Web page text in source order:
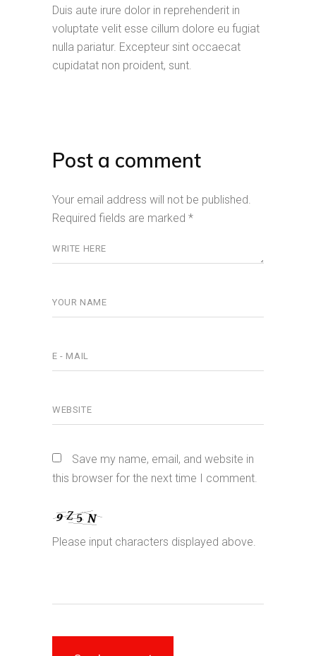
Duis aute irure dolor in reprehenderit in
voluptate velit esse cillum dolore eu fugiat
nulla pariatur. Excepteur sint occaecat
cupidatat non proident, sunt.
Post a comment
Your email address will not be published.
Required fields are marked *
Save my name, email, and website in
this browser for the next time I comment.
Please input characters displayed above.